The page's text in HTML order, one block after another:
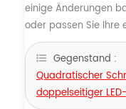
einige Änderungen
oder passen Sie Ihre
Gegenstand :
Quadratischer
doppelseitiger